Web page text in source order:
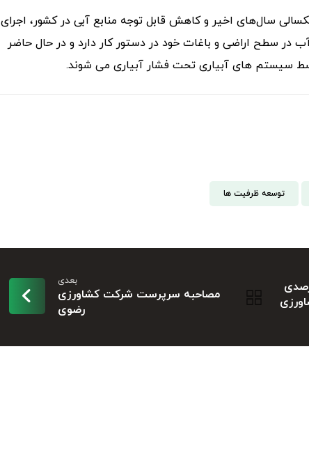
سال‌های اخیر و کاهش قابل توجه منابع آبی در کشور، اجرای
در سطح اراضی و باغات خود در دستور کار دارد و در حال حاضر
توسعه ظرفیت ها
افزایش ۵۰ درصدی
بعدی
مصاحبه سرپرست شرکت کشاورزی
رضوی